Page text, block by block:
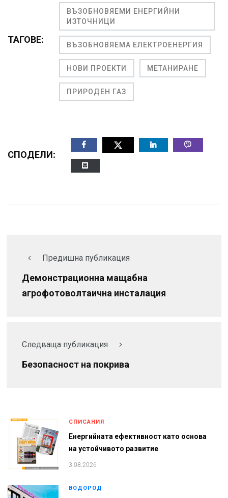
ТАГОВЕ:
ВЪЗОБНОВЯЕМИ ЕНЕРГИЙНИ
ИЗТОЧНИЦИ
ВЪЗОБНОВЯЕМА ЕЛЕКТРОЕНЕРГИЯ
НОВИ ПРОЕКТИ МЕТАНИРАНЕ
ПРИРОДЕН ГАЗ
СПОДЕЛИ:
Предишна публикация
Демонстрационна мащабна
агрофотоволтаична инсталация
Следваща публикация
Безопасност на покрива
СПИСАНИЯ
Енергийната ефективност като основа
на устойчивото развитие
3.08.2026
ВОДОРОД